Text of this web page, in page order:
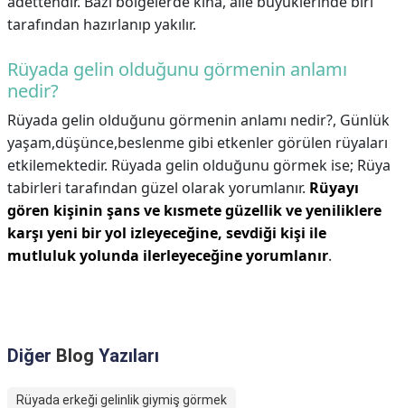
tarafından hazırlanıp yakılır.
Rüyada gelin olduğunu görmenin anlamı
nedir?
Rüyada gelin olduğunu görmenin anlamı nedir?, Günlük
yaşam,düşünce,beslenme gibi etkenler görülen rüyaları
etkilemektedir. Rüyada gelin olduğunu görmek ise; Rüya
tabirleri tarafından güzel olarak yorumlanır. Rüyayı
gören kişinin şans ve kısmete güzellik ve yeniliklere
karşı yeni bir yol izleyeceğine, sevdiği kişi ile
mutluluk yolunda ilerleyeceğine yorumlanır.
Diğer Blog Yazıları
Rüyada erkeği gelinlik giymiş görmek